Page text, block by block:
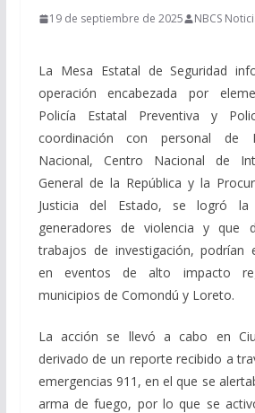
19 de septiembre de 2025 NBCS
La Mesa Estatal de Seguridad
operación encabezada por
Policía Estatal Preventiva y
coordinación con personal de
Nacional, Centro Nacional de
General de la República y la
Justicia del Estado, se logró
generadores de violencia y que
trabajos de investigación, podrían
en eventos de alto impacto
municipios de Comondú y Loreto.
La acción se llevó a cabo en
derivado de un reporte recibido a
emergencias 911, en el que se
arma de fuego, por lo que se